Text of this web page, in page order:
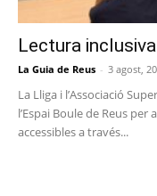
Lectura
La Guia de Reus - 3 agost,
La Lliga i l’Associació
l’Espai Boule de Reus
accessibles a través...